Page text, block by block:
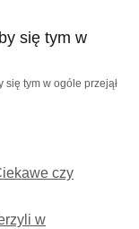
tym w ogóle przejął
czy
w